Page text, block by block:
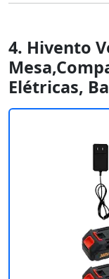
4. Hivento
Elétricas,